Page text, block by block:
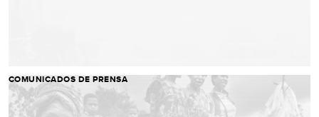
COMUNICADOS DE PRENSA